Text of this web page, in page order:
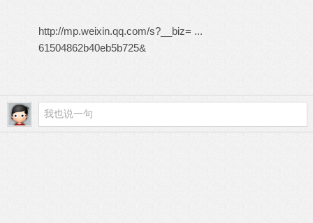
http://mp.weixin.qq.com/s?__biz= ...
61504862b40eb5b725&